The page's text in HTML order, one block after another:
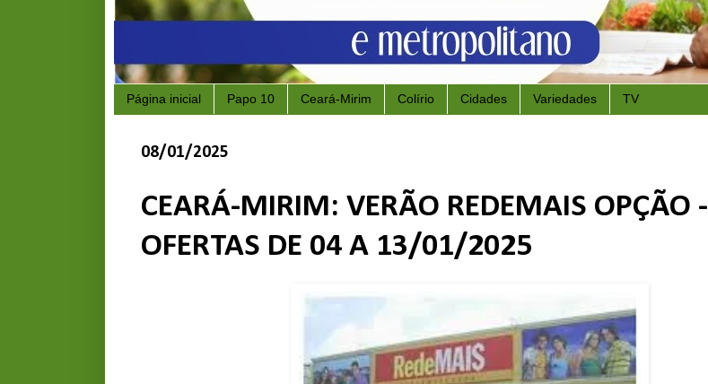
Página inicial Papo 10 Ceará-Mirim Colírio Cidades Variedades TV
08/01/2025
CEARÁ-MIRIM: VERÃO REDEMAIS OPÇÃO -
OFERTAS DE 04 A 13/01/2025